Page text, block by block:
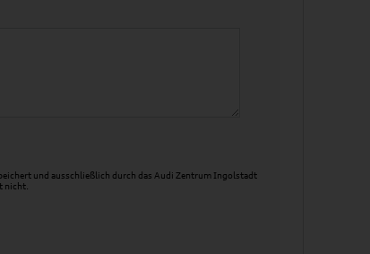
und ausschließlich durch das Audi Zentrum Ingolstadt
nicht.